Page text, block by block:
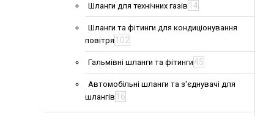
Шланги для технічних газів 14
Шланги та фітинги для кондиціонування
повітря 102
Гальмівні шланги та фітинги45
Автомобільні шланги та з'єднувачі для
шлангів 16